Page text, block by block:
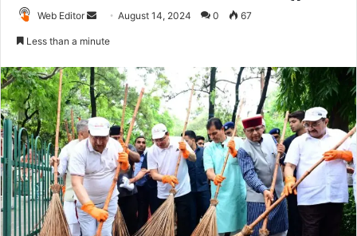
Web Editor
d
a
n
e
m
a
i
l
August 14, 2024 0 67
Less than a minute